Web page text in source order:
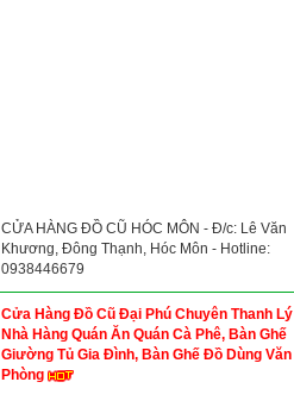
CỬA HÀNG ĐỒ CŨ HÓC MÔN - Đ/c: Lê Văn
Khương, Đông Thạnh, Hóc Môn - Hotline:
0938446679
Cửa Hàng Đồ Cũ Đại Phú Chuyên Thanh Lý
Nhà Hàng Quán Ăn Quán Cà Phê, Bàn Ghế
Giường Tủ Gia Đình, Bàn Ghế Đồ Dùng Văn
Phòng